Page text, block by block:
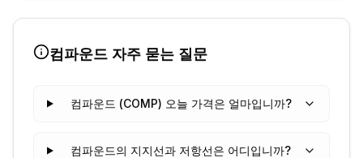
컴파운드 자주 묻는 질문
컴파운드 (COMP) 오늘 가격은 얼마입니까?
컴파운드의 지지선과 저항선은 어디입니까?